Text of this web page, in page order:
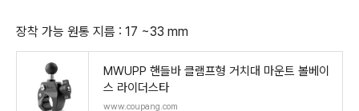
장착 가능 원통 지름 : 17 ~33 mm
MWUPP 핸들바 클램프형 거치대 마운트 볼베이
스 라이더스타
www.coupang.com